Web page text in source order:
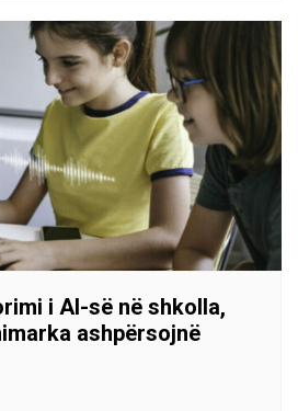
i AI-së në shkolla,
ashpërsojnë